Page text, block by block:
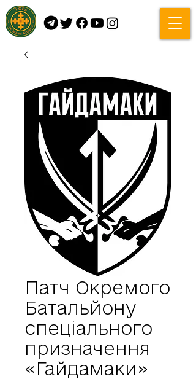
Патч Окремого
Батальйону
спеціального
призначення
«Гайдамаки»